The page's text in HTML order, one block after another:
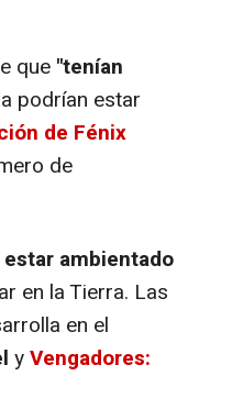
que "tenían
podrían estar
de Fénix
de
estar ambientado
en la Tierra. Las
en el
yVengadores: